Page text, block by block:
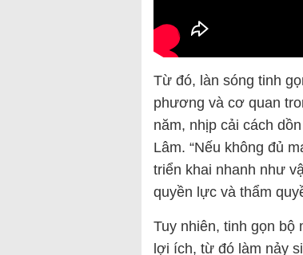
Từ đó, làn sóng tinh
phương và cơ quan
năm, nhịp cải cách
Lâm. “Nếu không đủ
triển khai nhanh như
quyền lực và thẩm
Tuy nhiên, tinh gọn bộ
lợi ích, từ đó làm nảy